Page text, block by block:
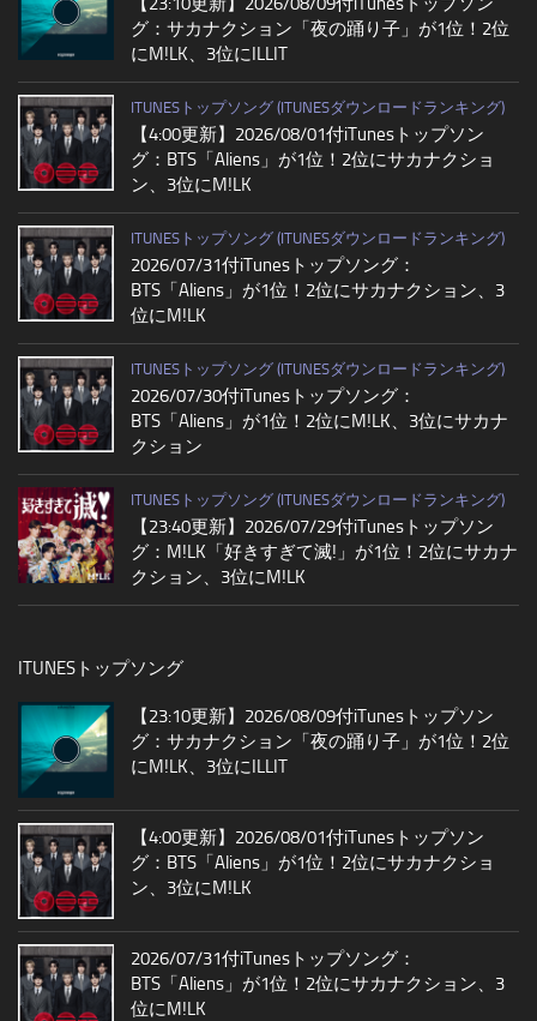
グ：サカナクション「夜の踊り子」が1位！2位
にM!LK、3位にILLIT
ITUNESトップソング (ITUNESダウンロードランキング)
【4:00更新】2026/08/01付iTunesトップソン
グ：BTS「Aliens」が1位！2位にサカナクショ
ン、3位にM!LK
ITUNESトップソング (ITUNESダウンロードランキング)
2026/07/31付iTunesトップソング：
BTS「Aliens」が1位！2位にサカナクション、3
位にM!LK
ITUNESトップソング (ITUNESダウンロードランキング)
2026/07/30付iTunesトップソング：
BTS「Aliens」が1位！2位にM!LK、3位にサカナ
クション
ITUNESトップソング (ITUNESダウンロードランキング)
【23:40更新】2026/07/29付iTunesトップソン
グ：M!LK「好きすぎて滅!」が1位！2位にサカナ
クション、3位にM!LK
ITUNESトップソング
【23:10更新】2026/08/09付iTunesトップソン
グ：サカナクション「夜の踊り子」が1位！2位
にM!LK、3位にILLIT
【4:00更新】2026/08/01付iTunesトップソン
グ：BTS「Aliens」が1位！2位にサカナクショ
ン、3位にM!LK
2026/07/31付iTunesトップソング：
BTS「Aliens」が1位！2位にサカナクション、3
位にM!LK